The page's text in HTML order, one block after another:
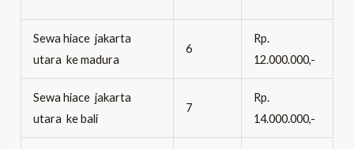
Sewa hiace jakarta
utara ke madura
6
Rp.
12.000.000,-
Sewa hiace jakarta
utara ke bali
7
Rp.
14.000.000,-